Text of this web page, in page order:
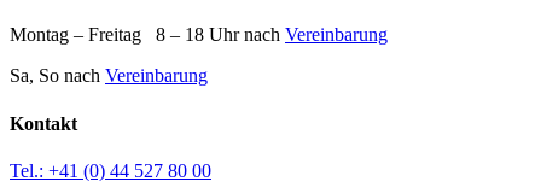
Montag – Freitag 8 – 18 Uhr nach Vereinbarung
Sa, So nach Vereinbarung
Kontakt
Tel.: +41 (0) 44 527 80 00